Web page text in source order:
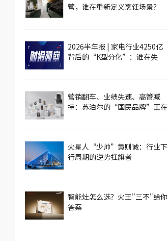
营，谁在重新定义烹饪场景？
2026半年报 | 家电行业4250亿
背后的“K型分化”：谁在失
营销翻车、业绩失速、高管减
持：苏泊尔的“国民品牌”正在
火星人“少帅”黄则诚：行业下
行周期的逆势扛旗者
智能灶怎么选？火王"三不"给你
答案